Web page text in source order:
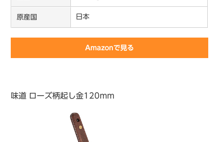
原産国 日本
Amazonで見る
味道 ローズ柄起し金120mm